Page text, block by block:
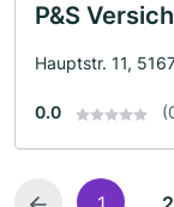
P&S
Hauptstr. 11,
0.0